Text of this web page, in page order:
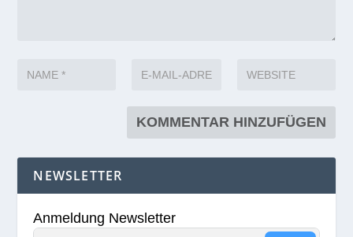
NEWSLETTER
Anmeldung Newsletter